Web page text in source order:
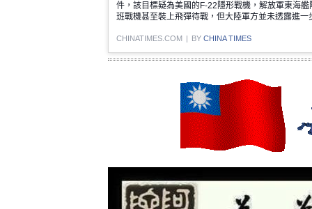
件，該目標疑為美國的F-22隱形戰機，解放軍東海
班戰機甚至裝上飛彈待戰，但大陸軍方並未透露進
CHINATIMES.COM | BY CHINA TIMES